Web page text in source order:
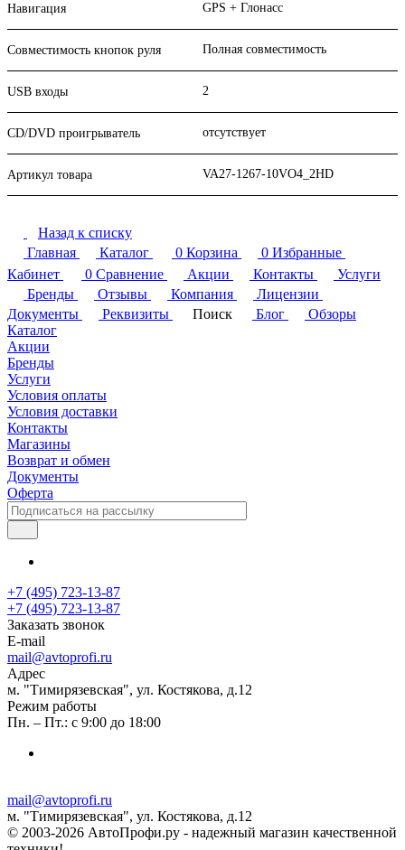
Навигация GPS + Глонасс
Совместимость кнопок руля Полная совместимость
USB входы 2
CD/DVD проигрыватель отсутствует
Артикул товара VA27-1267-10VO4_2HD
Назад к списку
Главная
Каталог 0 Корзина 0 Избранные
Кабинет
0 Сравнение Акции Контакты
Услуги
Бренды
Отзывы Компания
Лицензии
Документы
Реквизиты Поиск Блог
Обзоры
Каталог
Акции
Бренды
Услуги
Условия оплаты
Условия доставки
Контакты
Магазины
Возврат и обмен
Документы
Оферта
+7 (495) 723-13-87
+7 (495) 723-13-87
Заказать звонок
E-mail
mail@avtoprofi.ru
Адрес
м. "Тимирязевская", ул. Костякова, д.12
Режим работы
Пн. – Пт.: с 9:00 до 18:00
mail@avtoprofi.ru
м. "Тимирязевская", ул. Костякова, д.12
© 2003-2026 АвтоПрофи.ру - надежный магазин качественной